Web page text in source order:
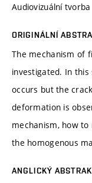
Audiovizuální tvorba
ORIGINÁLNÍ
The mechanism of
investigated. In
occurs but the
deformation is
mechanism, how
the homogenous
ANGLICKÝ